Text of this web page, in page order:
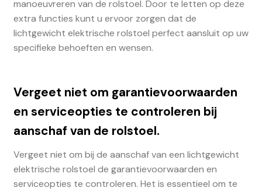
manoeuvreren van de rolstoel. Door te letten op deze
extra functies kunt u ervoor zorgen dat de
lichtgewicht elektrische rolstoel perfect aansluit op uw
specifieke behoeften en wensen.
Vergeet niet om garantievoorwaarden
en serviceopties te controleren bij
aanschaf van de rolstoel.
Vergeet niet om bij de aanschaf van een lichtgewicht
elektrische rolstoel de garantievoorwaarden en
serviceopties te controleren. Het is essentieel om te